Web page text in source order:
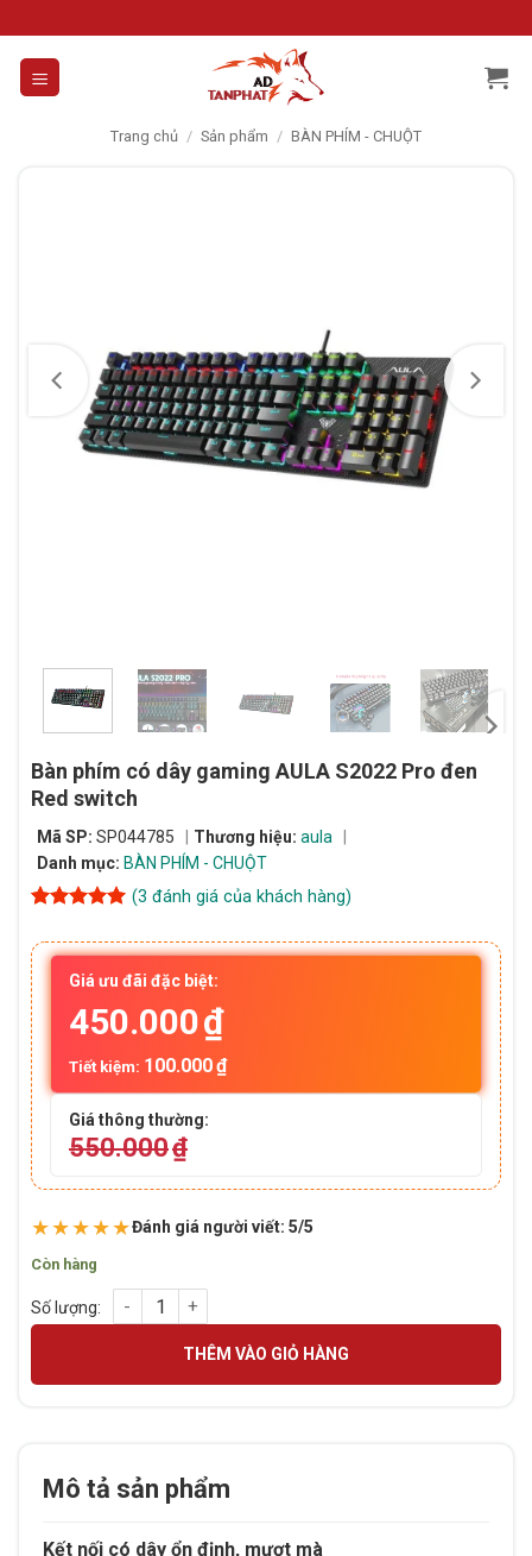
to
content
Trang chủ / Sản phẩm / BÀN PHÍM - CHUỘT
Bàn phím có dây gaming AULA S2022 Pro đen
Red switch
Mã SP: SP044785 Thương hiệu: aula
Danh mục: BÀN PHÍM - CHUỘT
dựa trên
đánh giá
(3 đánh giá của khách hàng)
Giá ưu đãi đặc biệt:
450.000₫
Tiết kiệm: 100.000₫
Giá thông thường:
550.000₫
★★★★★Đánh giá người viết: 5/5
Còn hàng
Bàn phím có dây gaming AULA S2022 Pro đen Red switch số
THÊM VÀO GIỎ HÀNG
Mô tả sản phẩm
Kết nối có dây ổn định, mượt mà